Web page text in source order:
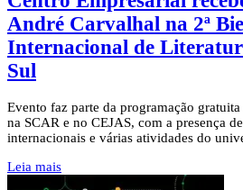
André Carvalhal na 2ª
Internacional de
Sul
Evento faz parte da programação
na SCAR e no CEJAS, com a presença
internacionais e várias atividades do
Leia mais